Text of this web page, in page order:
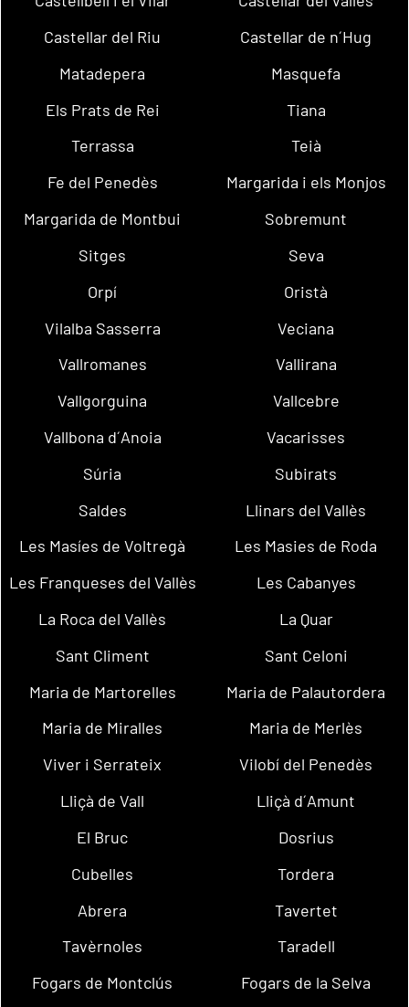
Castellar del Riu
Castellar de n´Hug
Matadepera
Masquefa
Els Prats de Rei
Tiana
Terrassa
Teià
Fe del Penedès
Margarida i els Monjos
Margarida de Montbui
Sobremunt
Sitges
Seva
Orpí
Oristà
Vilalba Sasserra
Veciana
Vallromanes
Vallirana
Vallgorguina
Vallcebre
Vallbona d´Anoia
Vacarisses
Súria
Subirats
Saldes
Llinars del Vallès
Les Masíes de Voltregà
Les Masies de Roda
Les Franqueses del Vallès
Les Cabanyes
La Roca del Vallès
La Quar
Sant Climent
Sant Celoni
Maria de Martorelles
Maria de Palautordera
Maria de Miralles
Maria de Merlès
Viver i Serrateix
Vilobí del Penedès
Lliçà de Vall
Lliçà d´Amunt
El Bruc
Dosrius
Cubelles
Tordera
Abrera
Tavertet
Tavèrnoles
Taradell
Fogars de Montclús
Fogars de la Selva